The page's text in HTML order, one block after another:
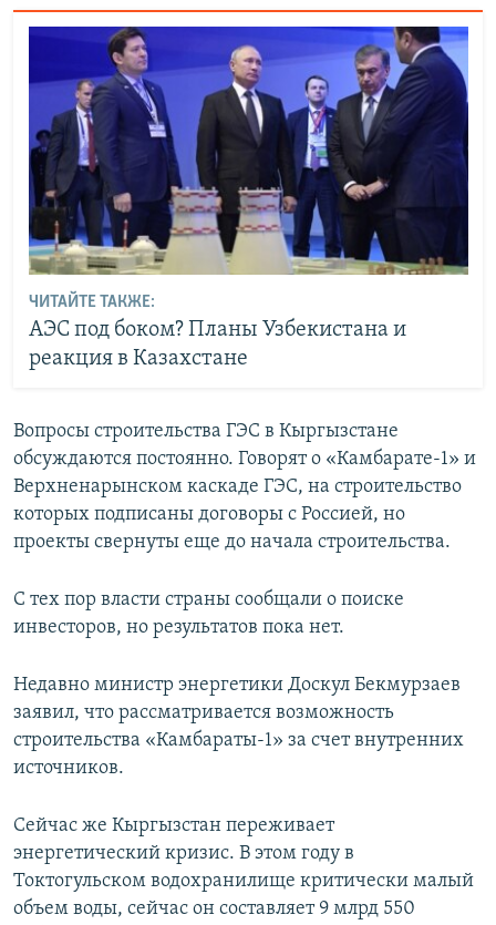
ЧИТАЙТЕ ТАКЖЕ:
АЭС под боком? Планы Узбекистана и
реакция в Казахстане
Вопросы строительства ГЭС в Кыргызстане
обсуждаются постоянно. Говорят о «Камбарате-1» и
Верхненарынском каскаде ГЭС, на строительство
которых подписаны договоры с Россией, но
проекты свернуты еще до начала строительства.
С тех пор власти страны сообщали о поиске
инвесторов, но результатов пока нет.
Недавно министр энергетики Доскул Бекмурзаев
заявил, что рассматривается возможность
строительства «Камбараты-1» за счет внутренних
источников.
Сейчас же Кыргызстан переживает
энергетический кризис. В этом году в
Токтогульском водохранилище критически малый
объем воды, сейчас он составляет 9 млрд 550